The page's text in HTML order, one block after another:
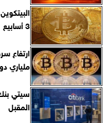
3 أسابيع
ارتفاع
ملياري
المقبل